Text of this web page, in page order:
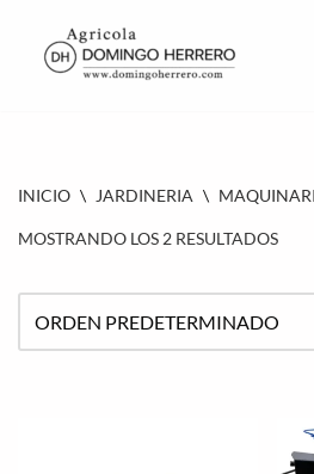
SALTAR
INICIO \ JARDINERIA \
MOSTRANDO LOS 2 RESULTADOS